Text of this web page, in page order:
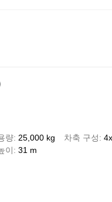
량 25,000 kg 차축 구성
이 31 m